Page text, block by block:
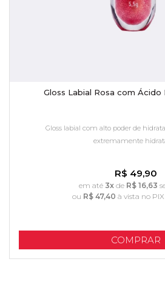
Gloss Labial Rosa com Ácido
Gloss labial com alto poder de
extremamente
R$ 49,90
em até 3x de R$ 16,63
ou R$ 47,40 à vista no
COMPRAR